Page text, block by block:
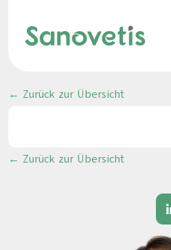
← Zurück zur Übersicht
← Zurück zur Übersicht